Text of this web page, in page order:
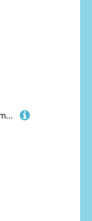
renvena Herren Glänzend Jumpsuit Einteiler Anzug Overall Ärmellos Schlager mit Kontrastfarbe Hippie Disco Outfit Halloween Rave Party Kostüm Grün XL